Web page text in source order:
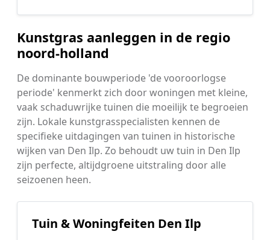
Kunstgras aanleggen in de regio
noord-holland
De dominante bouwperiode 'de vooroorlogse
periode' kenmerkt zich door woningen met kleine,
vaak schaduwrijke tuinen die moeilijk te begroeien
zijn. Lokale kunstgrasspecialisten kennen de
specifieke uitdagingen van tuinen in historische
wijken van Den Ilp. Zo behoudt uw tuin in Den Ilp
zijn perfecte, altijdgroene uitstraling door alle
seizoenen heen.
Tuin & Woningfeiten Den Ilp